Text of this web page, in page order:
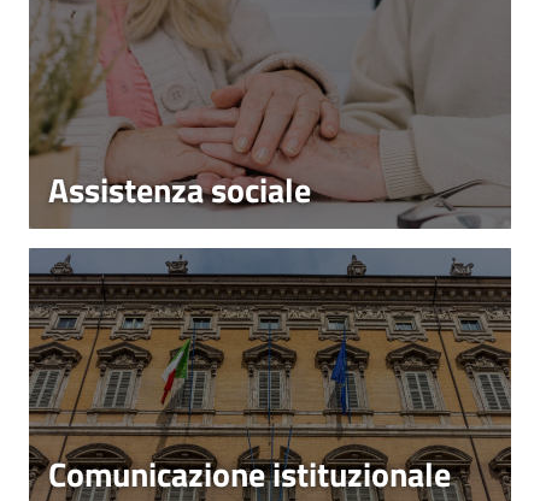
Assistenza sociale
Comunicazione istituzionale